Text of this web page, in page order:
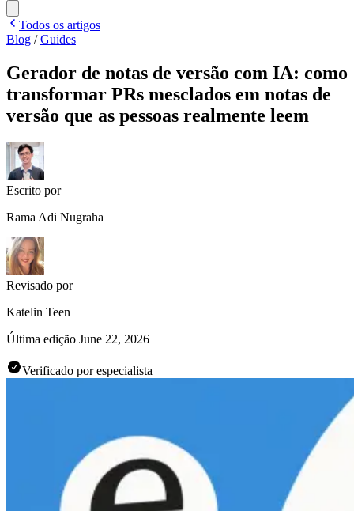
Todos os artigos
Blog /Guides
Gerador de notas de versão com IA: como
transformar PRs mesclados em notas de
versão que as pessoas realmente leem
Escrito por
Rama Adi Nugraha
Revisado por
Katelin Teen
Última edição June 22, 2026
Verificado por especialista